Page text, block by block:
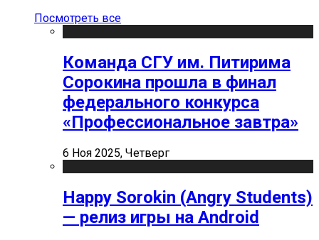
Посмотреть все
Команда СГУ им. Питирима
Сорокина прошла в финал
федерального конкурса
«Профессиональное завтра»
6 Ноя 2025, Четверг
Happy Sorokin (Angry Students)
— релиз игры на Android